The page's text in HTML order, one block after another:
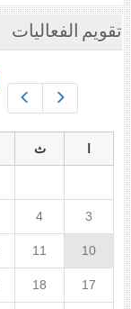
تقويم الفعاليات
ث
3
4
10
11
17
18